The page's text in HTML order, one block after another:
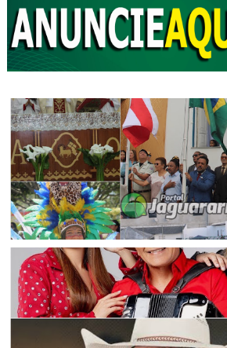
FESTEJOS
Jaguarari celebra centenário com
programação comemorativa; confira